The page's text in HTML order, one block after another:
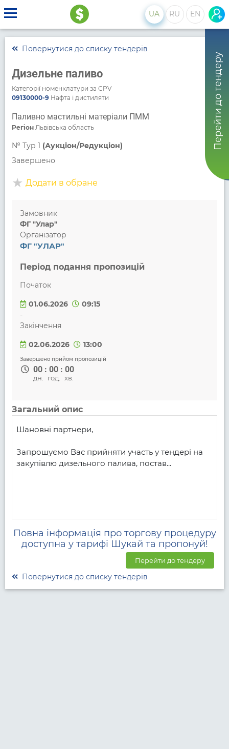
UA RU EN
Перейти до тендеру
Повернутися до списку тендерів
Дизельне паливо
Категорії номенклатури за CPV
09130000-9Нафта і дистиляти
Паливно мастильні матеріали ПММ
Регіон Львівська область
№ Тур 1 (Аукціон/Редукціон)
Завершено
Додати в обране
Замовник
ФГ "Улар"
Організатор
ФГ "УЛАР"
Період подання пропозицій
Початок
01.06.2026
09:15
-
Закінчення
02.06.2026 13:00
Завершено прийом пропозицій
00 : 00 : 00
дн. год. хв.
Загальний опис
Шановні партнери,
Запрошуємо Вас прийняти участь у тендері на
закупівлю дизельного палива, постав...
Повна інформація про торгову процедуру
доступна у тарифі Шукай та пропонуй!
Перейти до тендеру
Повернутися до списку тендерів